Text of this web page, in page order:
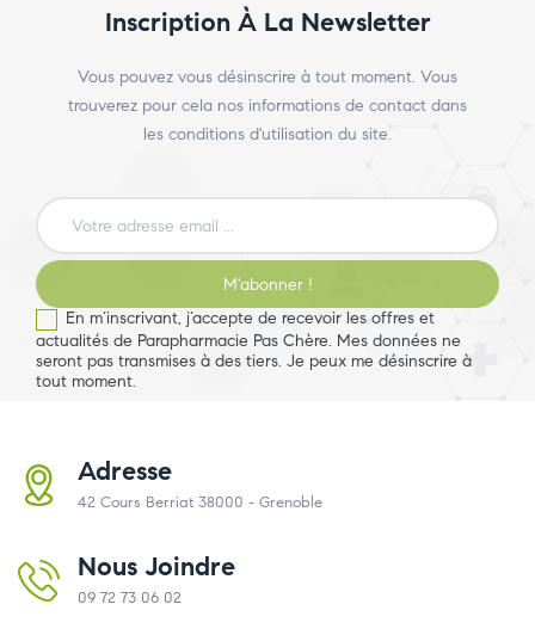
Inscription À La Newsletter
Vous pouvez vous désinscrire à tout moment. Vous
trouverez pour cela nos informations de contact dans
les conditions d'utilisation du site.
M'abonner !
En m’inscrivant, j’accepte de recevoir les offres et
actualités de Parapharmacie Pas Chère. Mes données ne
seront pas transmises à des tiers. Je peux me désinscrire à
tout moment.
Adresse
42 Cours Berriat 38000 - Grenoble
Nous Joindre
09 72 73 06 02